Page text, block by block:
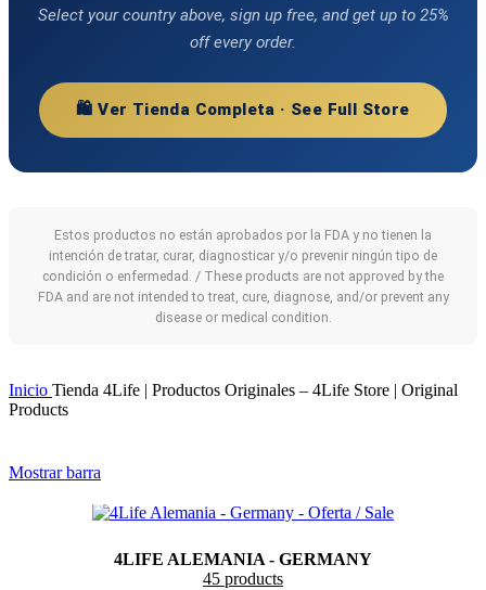
Select your country above, sign up free, and get up to 25%
off every order.
🛍️ Ver Tienda Completa · See Full Store
Estos productos no están aprobados por la FDA y no tienen la
intención de tratar, curar, diagnosticar y/o prevenir ningún tipo de
condición o enfermedad. / These products are not approved by the
FDA and are not intended to treat, cure, diagnose, and/or prevent any
disease or medical condition.
Inicio Tienda 4Life | Productos Originales – 4Life Store | Original
Products
Mostrar barra
4LIFE ALEMANIA - GERMANY
45 products